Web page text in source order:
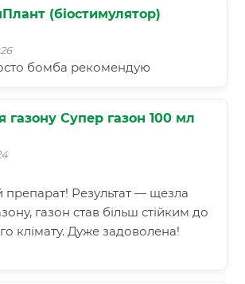
(біостимулятор)
бомба рекомендую
газону Супер газон 100 мл
препарат! Результат — щезла
газон став більш стійким до
клімату. Дуже задоволена!